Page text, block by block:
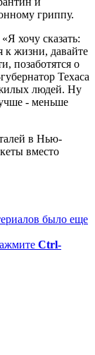
гриппу.
хочу сказать:
к жизни, давайте
позаботятся о
Техаса
людей. Ну
- меньше
в Нью-
вместо
было еще
Ctrl-